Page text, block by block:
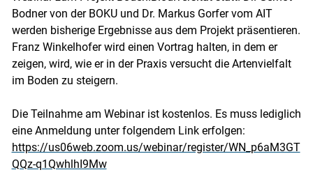
Skip to main content
Bodner von der BOKU und Dr. Markus Gorfer vom AIT
werden bisherige Ergebnisse aus dem Projekt präsentieren.
Franz Winkelhofer wird einen Vortrag halten, in dem er
zeigen, wird, wie er in der Praxis versucht die Artenvielfalt
im Boden zu steigern.
Die Teilnahme am Webinar ist kostenlos. Es muss lediglich
eine Anmeldung unter folgendem Link erfolgen:
https://us06web.zoom.us/webinar/register/WN_p6aM3GT
QQz-q1QwhlhI9Mw